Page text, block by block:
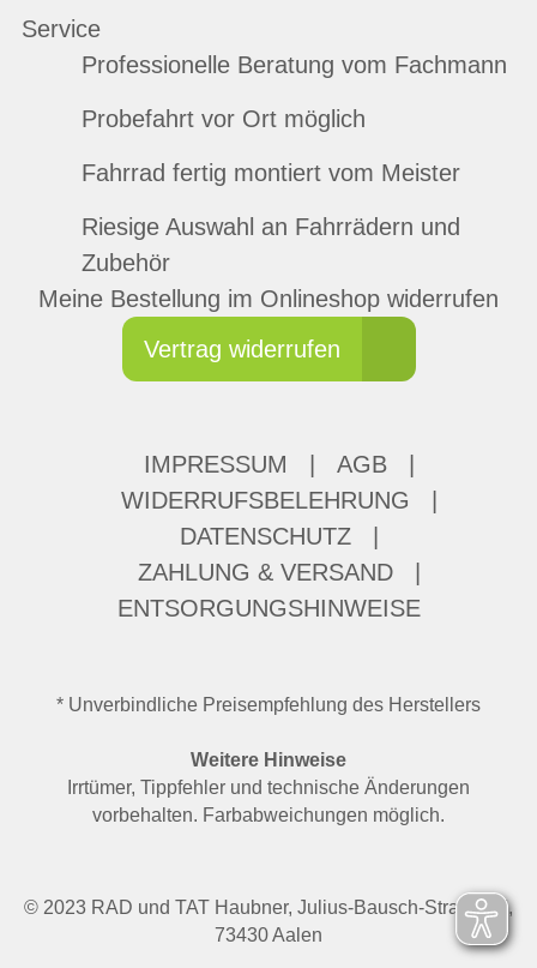
Service
Professionelle Beratung vom Fachmann
Probefahrt vor Ort möglich
Fahrrad fertig montiert vom Meister
Riesige Auswahl an Fahrrädern und
Zubehör
Meine Bestellung im Onlineshop widerrufen
Vertrag widerrufen
IMPRESSUM AGB
WIDERRUFSBELEHRUNG
DATENSCHUTZ
ZAHLUNG & VERSAND
ENTSORGUNGSHINWEISE
* Unverbindliche Preisempfehlung des Herstellers
Weitere Hinweise
Irrtümer, Tippfehler und technische Änderungen
vorbehalten. Farbabweichungen möglich.
© 2023 RAD und TAT Haubner, Julius-Bausch-Straße 37,
73430 Aalen